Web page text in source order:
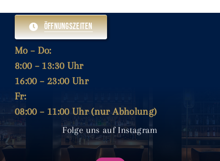
Öffnungszeiten
Mo – Do:
8:00 – 13:30 Uhr
16:00 – 23:00 Uhr
Fr:
08:00 – 11:00 Uhr (nur Abholung)
Folge uns auf Instagram